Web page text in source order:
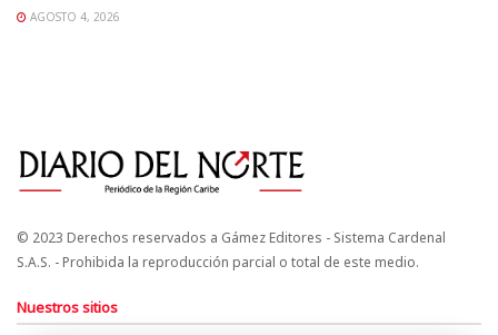
AGOSTO 4, 2026
© 2023 Derechos reservados a Gámez Editores - Sistema Cardenal
S.A.S. - Prohibida la reproducción parcial o total de este medio.
Nuestros sitios